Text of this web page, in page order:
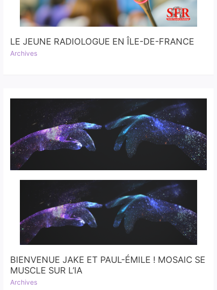
LE JEUNE RADIOLOGUE EN ÎLE-DE-FRANCE
Archives
BIENVENUE JAKE ET PAUL-ÉMILE ! MOSAIC SE
MUSCLE SUR L’IA
Archives